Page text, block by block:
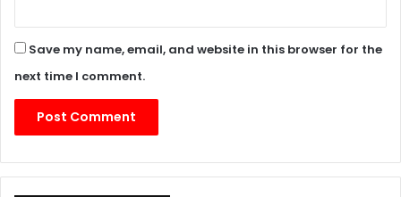
Save my name, email, and website in this browser for the
next time I comment.